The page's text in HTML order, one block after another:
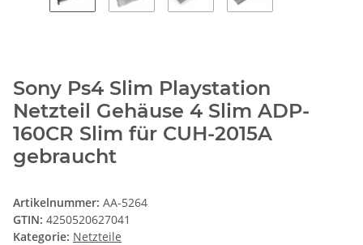
Sony Ps4 Slim Playstation
Netzteil Gehäuse 4 Slim ADP-
160CR Slim für CUH-2015A
gebraucht
Artikelnummer: AA-5264
GTIN: 4250520627041
Kategorie: Netzteile